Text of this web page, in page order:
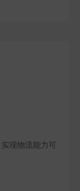
现物流能力可